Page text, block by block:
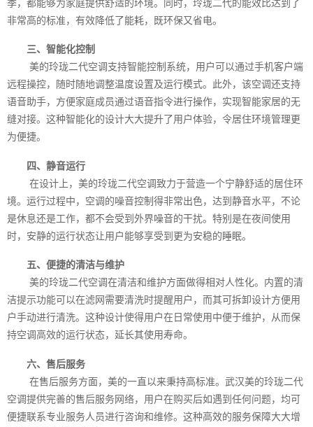
季，都能够为家庭提供舒适的环境。同时，玲珑二代的能效比达到了
非常高的标准，有效降低了能耗，既环保又省电。
三、智能化控制
美的玲珑二代空调支持智能控制系统，用户可以通过手机客户端
远程操控，随时随地调整温度设置及运行模式。此外，该空调还支持
语音助手，方便家庭成员通过语音指令进行操作，实现智能家居的无
缝对接。这种智能化的设计大大提升了用户体验，令居住环境管理更
为便捷。
四、静音运行
在设计上，美的玲珑二代空调致力于营造一个宁静舒适的居住环
境。运行过程中，空调的噪音控制得非常出色，达到静音水平，不论
是休息还是工作，都不会受到外界噪音的干扰。特别是在夜间使用
时，安静的运行状态让用户能够享受到更为安稳的睡眠。
五、便捷的清洁与维护
美的玲珑二代空调在清洁和维护方面做得相对人性化。内置的清
洁提示功能可以在滤网需要清洗时提醒用户，而其可拆卸设计方便用
户手动进行清洗。这种设计使得用户在日常使用中便于维护，从而保
持空调高效的运行状态，延长其使用寿命。
六、售后服务
在售后服务方面，美的一直以来秉持高标准。武汉美的玲珑二代
空调提供完善的售后服务网络，用户在购买后如遇到任何问题，均可
便捷联系专业服务人员进行咨询和维修。这种高效的服务保障大大增